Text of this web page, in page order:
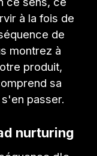
à la fois de
de
montrez à
produit,
sa
passer.
nurturing